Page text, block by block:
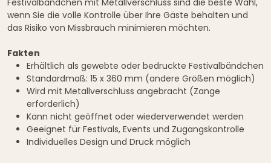
wenn Sie die volle Kontrolle über Ihre Gäste behalten und
das Risiko von Missbrauch minimieren möchten.
Fakten
Erhältlich als gewebte oder bedruckte Festivalbändchen
Standardmaß: 15 x 360 mm (andere Größen möglich)
Wird mit Metallverschluss angebracht (Zange
erforderlich)
Kann nicht geöffnet oder wiederverwendet werden
Geeignet für Festivals, Events und Zugangskontrolle
Individuelles Design und Druck möglich